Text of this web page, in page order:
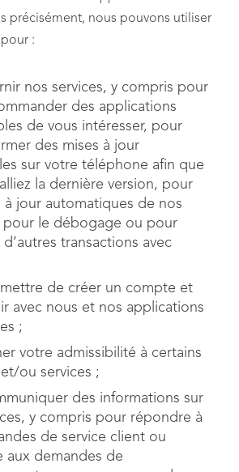
précisément, nous pouvons utiliser
:
nos services, y compris pour
des applications
de vous intéresser, pour
des mises à jour
sur votre téléphone afin que
la dernière version, pour
à jour automatiques de nos
pour le débogage ou pour
transactions avec
de créer un compte et
avec nous et nos applications
;
votre admissibilité à certains
ou services ;
des informations sur
y compris pour répondre à
de service client ou
aux demandes de